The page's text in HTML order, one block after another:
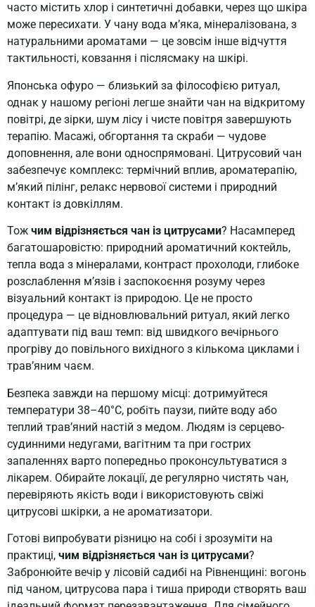
часто містить хлор і синтетичні добавки, через що шкіра
може пересихати. У чану вода м’яка, мінералізована, з
натуральними ароматами — це зовсім інше відчуття
тактильності, ковзання і післясмаку на шкірі.
Японська офуро — близький за філософією ритуал,
однак у нашому регіоні легше знайти чан на відкритому
повітрі, де зірки, шум лісу і чисте повітря завершують
терапію. Масажі, обгортання та скраби — чудове
доповнення, але вони односпрямовані. Цитрусовий чан
забезпечує комплекс: термічний вплив, ароматерапію,
м’який пілінг, релакс нервової системи і природний
контакт із довкіллям.
Тож чим відрізняється чан із цитрусами? Насамперед
багатошаровістю: природний ароматичний коктейль,
тепла вода з мінералами, контраст прохолоди, глибоке
розслаблення м’язів і заспокоєння розуму через
візуальний контакт із природою. Це не просто
процедура — це відновлювальний ритуал, який легко
адаптувати під ваш темп: від швидкого вечірнього
прогріву до повільного вихідного з кількома циклами і
трав’яним чаєм.
Безпека завжди на першому місці: дотримуйтеся
температури 38–40°C, робіть паузи, пийте воду або
теплий трав’яний настій з медом. Людям із серцево-
судинними недугами, вагітним та при гострих
запаленнях варто попередньо проконсультуватися з
лікарем. Обирайте локації, де регулярно чистять чан,
перевіряють якість води і використовують свіжі
цитрусові шкірки, а не ароматизатори.
Готові випробувати різницю на собі і зрозуміти на
практиці, чим відрізняється чан із цитрусами?
Забронюйте вечір у лісовій садибі на Рівненщині: вогонь
під чаном, цитрусова пара і тиша природи створять ваш